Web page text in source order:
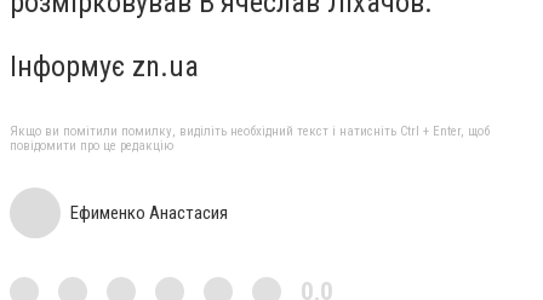
Інформує zn.ua
Якщо ви помітили помилку, виділіть необхідний текст і натисніть Ctrl + Enter, щоб
повідомити про це редакцію
Ефименко Анастасия
0,0